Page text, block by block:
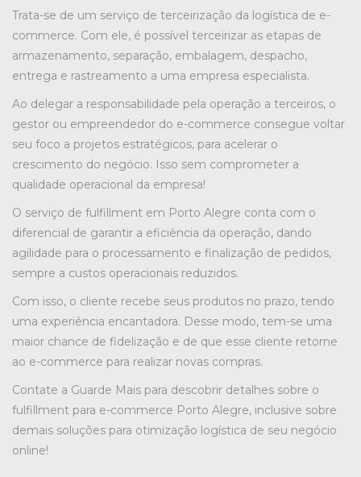
Trata-se de um serviço de terceirização da logística de e-
commerce. Com ele, é possível terceirizar as etapas de
armazenamento, separação, embalagem, despacho,
entrega e rastreamento a uma empresa especialista.
Ao delegar a responsabilidade pela operação a terceiros, o
gestor ou empreendedor do e-commerce consegue voltar
seu foco a projetos estratégicos, para acelerar o
crescimento do negócio. Isso sem comprometer a
qualidade operacional da empresa!
O serviço de fulfillment em Porto Alegre conta com o
diferencial de garantir a eficiência da operação, dando
agilidade para o processamento e finalização de pedidos,
sempre a custos operacionais reduzidos.
Com isso, o cliente recebe seus produtos no prazo, tendo
uma experiência encantadora. Desse modo, tem-se uma
maior chance de fidelização e de que esse cliente retorne
ao e-commerce para realizar novas compras.
Contate a Guarde Mais para descobrir detalhes sobre o
fulfillment para e-commerce Porto Alegre, inclusive sobre
demais soluções para otimização logística de seu negócio
online!